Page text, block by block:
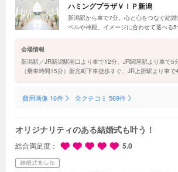
ハミングプラザＶＩＰ新潟
新潟駅から車で7分。心と心をつなぐ結
ペルや神殿、イメージに合わせて選べる
会場情報
新潟駅／JR新潟駅南口より車で12分、JR関屋駅より車で5
（乗車時間15分）新光町下車徒歩すぐ、JR上所駅より車で
費用画像 16件 全クチコミ 569件
オリジナリティのある結婚式も叶う！
総合満足度 5.0